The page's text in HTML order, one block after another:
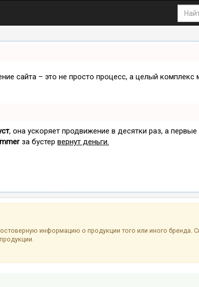
сайта – это не просто процесс, а целый комплекс
, она ускоряет продвижение в десятки раз, а
за бустер вернут деньги.
информацию о продукции того или иного бренда.